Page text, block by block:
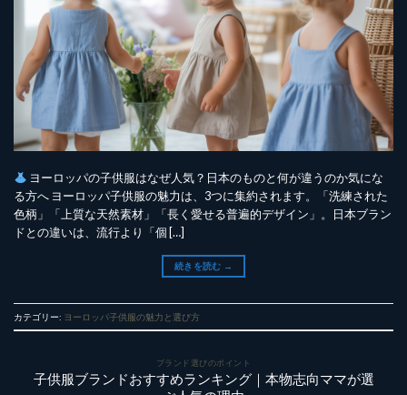
ヨーロッパの子供服はなぜ人気？日本のものと何が違うのか気にな
る方へ ヨーロッパ子供服の魅力は、3つに集約されます。「洗練された
色柄」「上質な天然素材」「長く愛せる普遍的デザイン」。日本ブラン
ドとの違いは、流行より「個 […]
続きを読む →
カテゴリー: ヨーロッパ子供服の魅力と選び方
ブランド選びのポイント
子供服ブランドおすすめランキング｜本物志向ママが選